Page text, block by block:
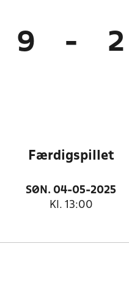
9 - 2
Færdigspillet
SØN. 04-05-2025
Kl. 13:00